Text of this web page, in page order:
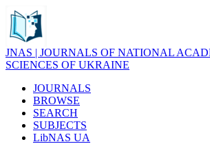
JNAS | JOURNALS OF NATIONAL
SCIENCES OF UKRAINE
JOURNALS
BROWSE
SEARCH
SUBJECTS
LibNAS UA